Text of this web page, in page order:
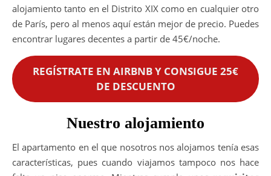
alojamiento tanto en el Distrito XIX como en cualquier otro
de París, pero al menos aquí están mejor de precio. Puedes
encontrar lugares decentes a partir de 45€/noche.
REGÍSTRATE EN AIRBNB Y CONSIGUE 25€
DE DESCUENTO
Nuestro alojamiento
El apartamento en el que nosotros nos alojamos tenía esas
características, pues cuando viajamos tampoco nos hace